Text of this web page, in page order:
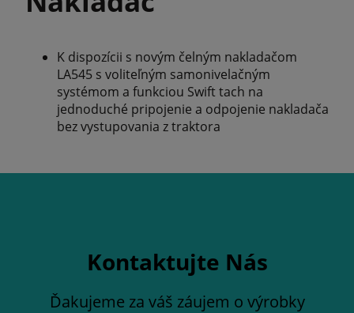
K dispozícii s novým čelným nakladačom
LA545 s voliteľným samonivelačným
systémom a funkciou Swift tach na
jednoduché pripojenie a odpojenie nakladača
bez vystupovania z traktora
Kontaktujte Nás
Ďakujeme za váš záujem o výrobky